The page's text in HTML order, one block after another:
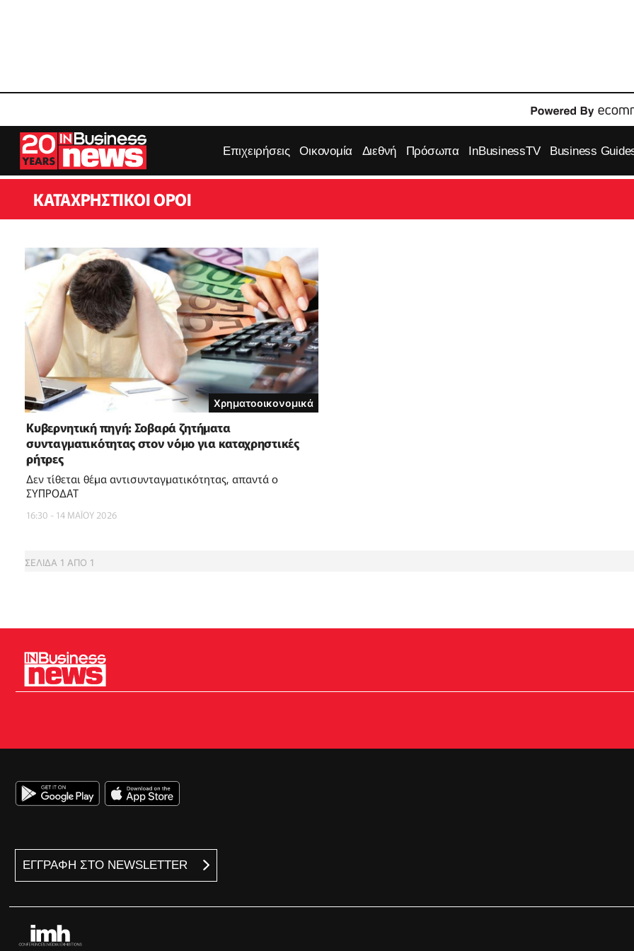
Επιχειρήσεις Οικονομία Διεθνή Πρόσωπα InBusinessTV Business
ΚΑΤΑΧΡΗΣΤΙΚΟΊ ΌΡΟΙ
Χρηματοοικονομικά
Κυβερνητική πηγή: Σοβαρά ζητήματα
συνταγματικότητας στον νόμο για καταχρηστικές
ρήτρες
Δεν τίθεται θέμα αντισυνταγματικότητας, απαντά ο
ΣΥΠΡΟΔΑΤ
16:30 - 14 ΜΑΪ́ΟΥ 2026
ΣΕΛΙΔΑ 1 ΑΠΟ 1
ΕΓΓΡΑΦΗ ΣΤΟ NEWSLETTER